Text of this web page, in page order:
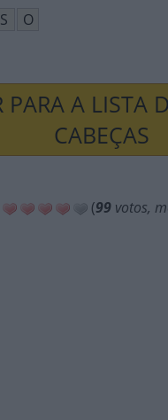
S O
PARA A LISTA
CABEÇAS
(99 votos,